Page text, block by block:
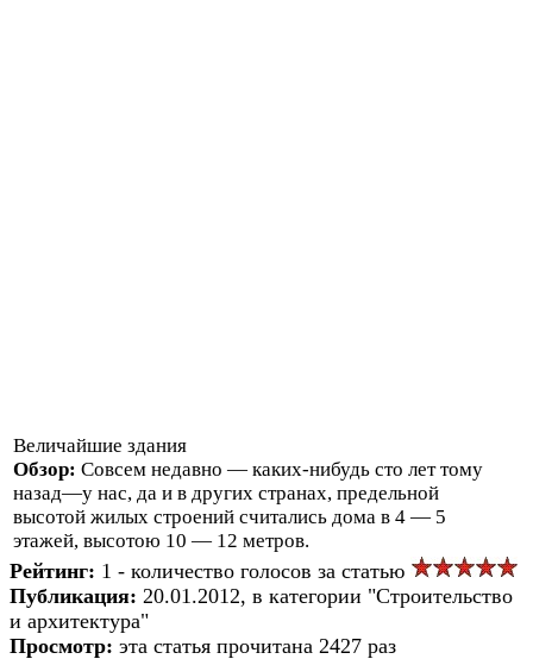
Величайшие здания
Обзор: Совсем недавно — каких-нибудь сто лет тому
назад—у нас, да и в других странах, предельной
высотой жилых строений считались дома в 4 — 5
этажей, высотою 10 — 12 метров.
Рейтинг: 1 - количество голосов за статью
Публикация: 20.01.2012, в категории "Строительство
и архитектура"
Просмотр: эта статья прочитана 2427 раз